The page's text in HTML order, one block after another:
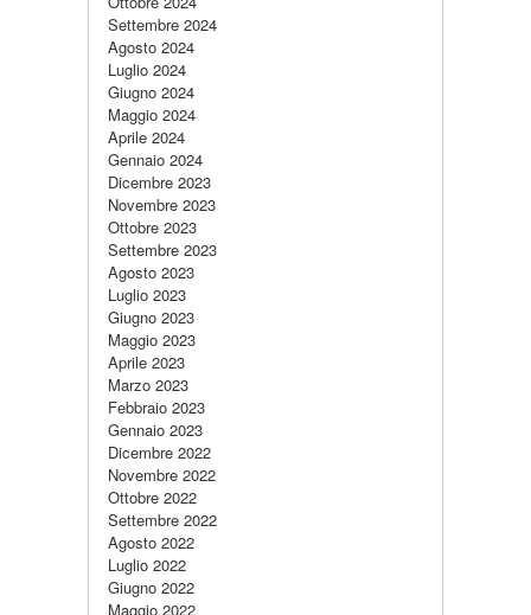
Settembre 2024
Agosto 2024
Luglio 2024
Giugno 2024
Maggio 2024
Aprile 2024
Gennaio 2024
Dicembre 2023
Novembre 2023
Ottobre 2023
Settembre 2023
Agosto 2023
Luglio 2023
Giugno 2023
Maggio 2023
Aprile 2023
Marzo 2023
Febbraio 2023
Gennaio 2023
Dicembre 2022
Novembre 2022
Ottobre 2022
Settembre 2022
Agosto 2022
Luglio 2022
Giugno 2022
Maggio 2022